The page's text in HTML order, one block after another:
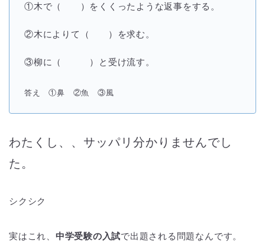
①木で（ ）をくくったような返事をする。
②木によりて（ ）を求む。
③柳に（ ）と受け流す。
答え ①鼻 ②魚 ③風
わたくし、、サッパリ分かりませんでし
た。
シクシク
実はこれ、 中学受験の入試で出題される問題なんです。